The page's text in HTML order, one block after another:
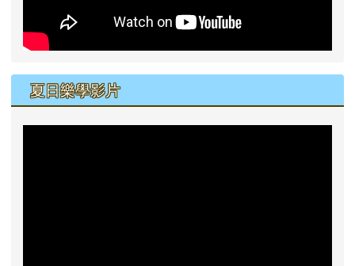
夏日樂學影片